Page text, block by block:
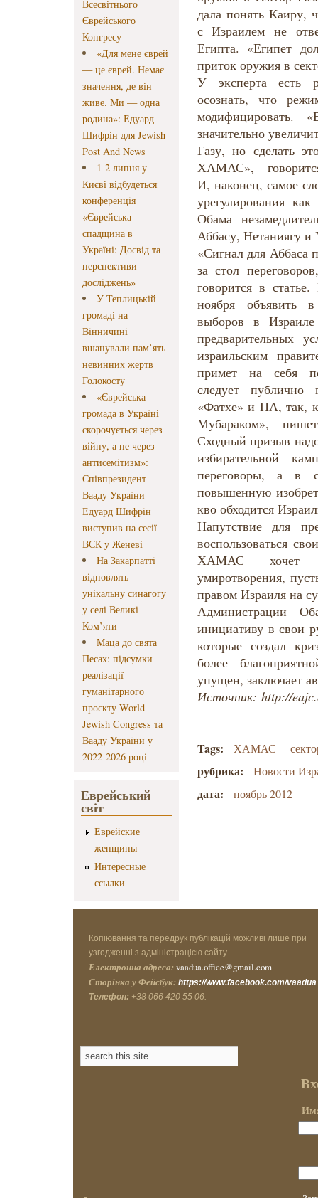
Всесвітнього
Єврейського
Конгресу
«Для мене єврей
— це єврей. Немає
значення, де він
живе. Ми — одна
родина»: Едуард
Шифрін для Jewish
Post And News
1-2 липня у
Києві відбудеться
конференція
«Єврейська
спадщина в
Україні: Досвід та
перспективи
досліджень»
У Теплицькій
громаді на
Вінничині
вшанували пам’ять
невинних жертв
Голокосту
«Єврейська
громада в Україні
скорочується через
війну, а не через
антисемітизм»:
Співпрезидент
Вааду України
Едуард Шифрін
виступив на сесії
ВЄК у Женеві
На Закарпатті
відновлять
унікальну синагогу
у селі Великі
Ком’яти
Маца до свята
Песах: підсумки
реалізації
гуманітарного
проєкту World
Jewish Congress та
Вааду України у
2022-2026 році
Еврейський
світ
Еврейские
женщины
Интересные
ссылки
дала понять
с Израилем не
Египта. «Египет
приток оружия в
У эксперта есть
осознать, что
модифицировать.
значительно
Газу, но сделать
ХАМАС», –
И, наконец, самое
урегулирования
Обама
Аббасу, Нетаниягу
«Сигнал для Аббаса
за стол
говорится в
ноября объявить
выборов в
предварительных
израильским
примет на себя
следует
«Фатхе» и ПА, так,
Мубараком», –
Сходный призыв
избирательной
переговоры, а в
повышенную
кво обходится
Напутствие для
воспользоваться
ХАМАС хочет
умиротворения,
правом Израиля на
Администрации
инициативу в свои
которые создал
более
упущен, заключает
Источник: http://
Tags: ХАМАС
рубрика: Новости
дата: ноябрь 2012
Копіювання та передрук публікацій можливі лише при
узгодженні з адміністрацією сайту.
Електронна адреса: vaadua.office@gmail.com
Сторінка у Фейсбук: https://www.facebook.com/vaadua
Телефон: +38 066 420 55 06.